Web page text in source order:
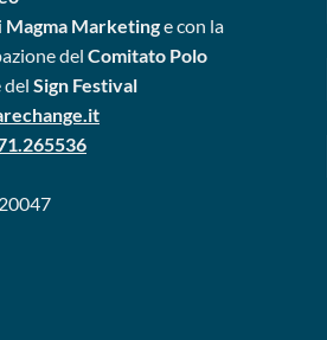
Magma Marketinge con la
del Comitato Polo
del Sign Festival